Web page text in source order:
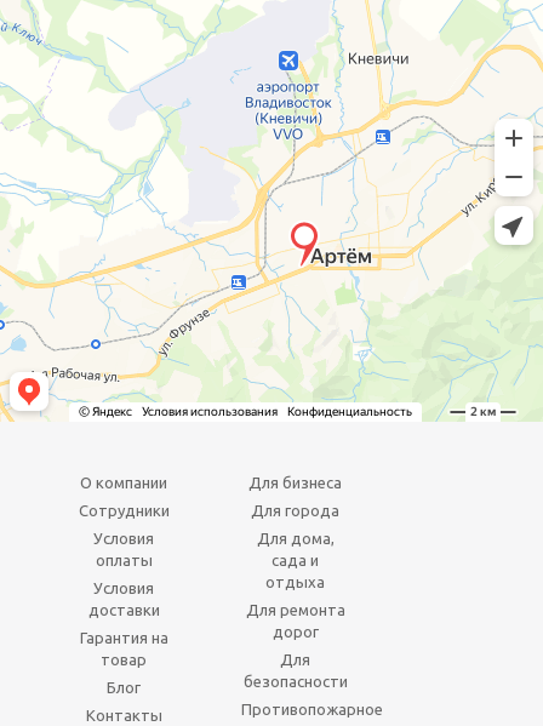
О компании
Сотрудники
Условия
оплаты
Условия
доставки
Гарантия на
товар
Блог
Контакты
Для бизнеса
Для города
Для дома,
сада и
отдыха
Для ремонта
дорог
Для
безопасности
Противопожарное